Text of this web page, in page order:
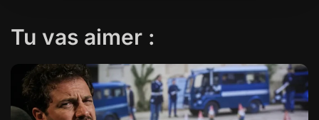
Tu vas aimer :